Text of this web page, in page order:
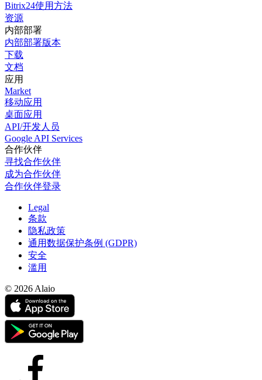
Bitrix24使用方法
资源
内部部署
内部部署版本
下载
文档
应用
Market
移动应用
桌面应用
API/开发人员
Google API Services
合作伙伴
寻找合作伙伴
成为合作伙伴
合作伙伴登录
Legal
条款
隐私政策
通用数据保护条例 (GDPR)
安全
滥用
© 2026 Alaio